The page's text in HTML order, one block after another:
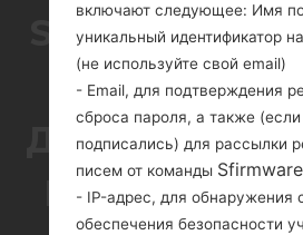
SAMSUNG
5G МОЖЕТ
ДОСТУПЕН В
включают следующее: Имя
уникальный идентификатор
(не используйте свой email)
- Email, для подтверждения
сброса пароля, а также
подписались) для рассылки
писем от команды Sfirmware
- IP-адрес, для обнаружения
обеспечения безопасности